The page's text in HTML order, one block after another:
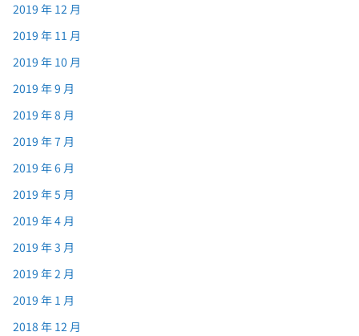
2019 年 12 月
2019 年 11 月
2019 年 10 月
2019 年 9 月
2019 年 8 月
2019 年 7 月
2019 年 6 月
2019 年 5 月
2019 年 4 月
2019 年 3 月
2019 年 2 月
2019 年 1 月
2018 年 12 月